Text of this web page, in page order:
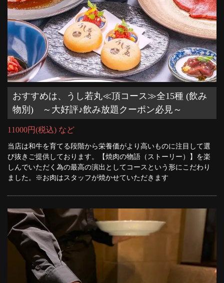
おすすめは、うし若丸≪頂コース≫全15種 (飲み
物別) ～大好評♪飲み放題クーポン必見～
11000円(税込) など
当店は和牛を育てる段階から栄養価がより高いものに注目して選
び抜きご提供しております。【焼肉の物語（ストーリー）】を楽
しんでいただく為の最高の演出としてコースという形にこだわり
ました。※お肉はスタッフが焼かせていただきます